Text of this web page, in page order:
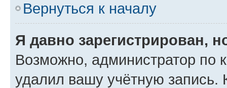
Вернуться к началу
Я давно зарегистрирован,
Возможно, администратор по
удалил вашу учётную запись.